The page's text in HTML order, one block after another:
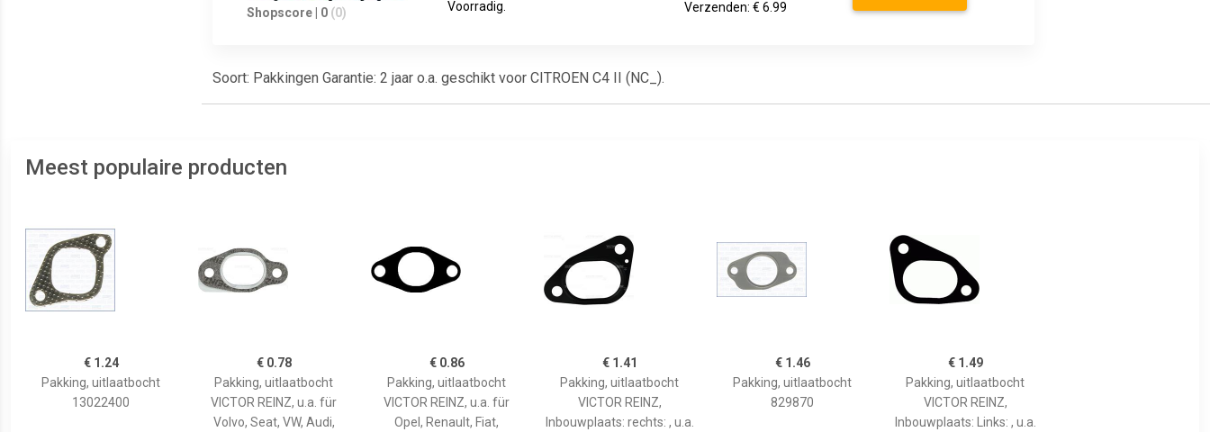
Shopscore | 0 (0) Voorradig. Verzenden: € 6.99
Soort: Pakkingen Garantie: 2 jaar o.a. geschikt voor CITROEN C4 II (NC_).
Meest populaire producten
€ 1.24
Pakking, uitlaatbocht
13022400
€ 0.78
Pakking, uitlaatbocht
VICTOR REINZ, u.a. für
Volvo, Seat, VW, Audi,
€ 0.86
Pakking, uitlaatbocht
VICTOR REINZ, u.a. für
Opel, Renault, Fiat,
€ 1.41
Pakking, uitlaatbocht
VICTOR REINZ,
Inbouwplaats: rechts: , u.a.
€ 1.46
Pakking, uitlaatbocht
829870
€ 1.49
Pakking, uitlaatbocht
VICTOR REINZ,
Inbouwplaats: Links: , u.a.